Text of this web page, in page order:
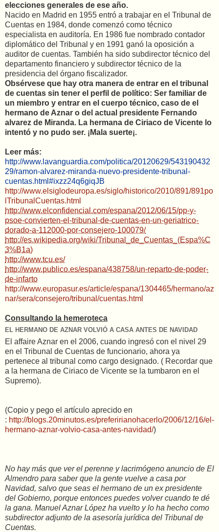
elecciones generales de ese año.
Nacido en Madrid en 1955 entró a trabajar en el Tribunal de
Cuentas en 1984, donde comenzó como técnico
especialista en auditoría. En 1986 fue nombrado contador
diplomático del Tribunal y en 1991 ganó la oposición a
auditor de cuentas. También ha sido subdirector técnico del
departamento financiero y subdirector técnico de la
presidencia del órgano fiscalizador.
Obsérvese que hay otra manera de entrar en el tribunal
de cuentas sin tener el perfil de político: Ser familiar de
un miembro y entrar en el cuerpo técnico, caso de el
hermano de Aznar o del actual presidente Fernando
alvarez de Miranda. La hermana de Ciriaco de Vicente lo
intentó y no pudo ser. ¡Mala suerte¡.
Leer más:
http://www.lavanguardia.com/politica/20120629/543190432
29/ramon-alvarez-miranda-nuevo-presidente-tribunal-
cuentas.html#ixzz24q6giqJB
http://www.elsiglodeuropa.es/siglo/historico/2010/891/891po
lTribunalCuentas.html
http://www.elconfidencial.com/espana/2012/06/15/pp-y-
psoe-convierten-el-tribunal-de-cuentas-en-un-geriatrico-
dorado-a-112000-por-consejero-100079/
http://es.wikipedia.org/wiki/Tribunal_de_Cuentas_(Espa%C
3%B1a)
http://www.tcu.es/
http://www.publico.es/espana/438758/un-reparto-de-poder-
de-infarto
http://www.europasur.es/article/espana/1304465/hermano/az
nar/sera/consejero/tribunal/cuentas.html
Consultando la hemeroteca
EL HERMANO DE AZNAR VOLVIÓ A CASA ANTES DE NAVIDAD
El affaire Aznar en el 2006, cuando ingresó con el nivel 29
en el Tribunal de Cuentas de funcionario, ahora ya
pertenece al tribunal como cargo designado. ( Recordar que
a la hermana de Ciriaco de Vicente se la tumbaron en el
Supremo).
(Copio y pego el artículo aprecido en
: http://blogs.20minutos.es/preferirianohacerlo/2006/12/16/el-
hermano-aznar-volvio-casa-antes-navidad/)
No hay más que ver el perenne y lacrimógeno anuncio de El
Almendro para saber que la gente vuelve a casa por
Navidad, salvo que seas el hermano de un ex presidente
del Gobierno, porque entonces puedes volver cuando te dé
la gana. Manuel Aznar López ha vuelto y lo ha hecho como
subdirector adjunto de la asesoría jurídica del Tribunal de
Cuentas.